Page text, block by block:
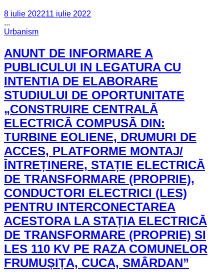
8 iulie 202211 iulie 2022
...
Urbanism
ANUNT DE INFORMARE A
PUBLICULUI IN LEGATURA CU
INTENTIA DE ELABORARE
STUDIULUI DE OPORTUNITATE
„CONSTRUIRE CENTRALĂ
ELECTRICĂ COMPUSĂ DIN:
TURBINE EOLIENE, DRUMURI DE
ACCES, PLATFORME MONTAJ/
ÎNTREȚINERE, STAȚIE ELECTRICĂ
DE TRANSFORMARE (PROPRIE),
CONDUCTORI ELECTRICI (LES)
PENTRU INTERCONECTAREA
ACESTORA LA STAȚIA ELECTRICĂ
DE TRANSFORMARE (PROPRIE) SI
LES 110 KV PE RAZA COMUNELOR
FRUMUȘIȚA, CUCA, SMÂRDAN”